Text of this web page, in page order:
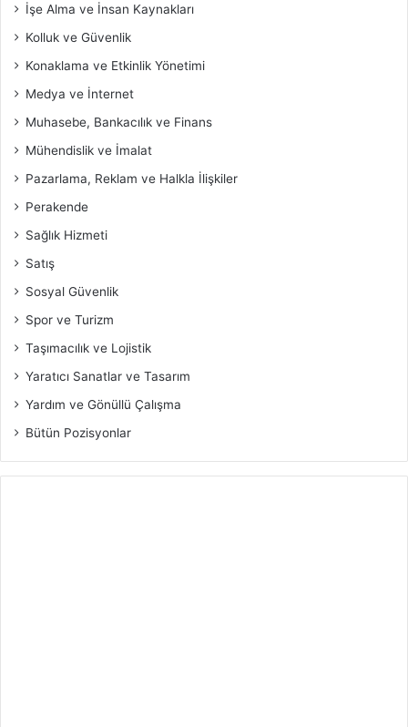
İşe Alma ve İnsan Kaynakları
Kolluk ve Güvenlik
Konaklama ve Etkinlik Yönetimi
Medya ve İnternet
Muhasebe, Bankacılık ve Finans
Mühendislik ve İmalat
Pazarlama, Reklam ve Halkla İlişkiler
Perakende
Sağlık Hizmeti
Satış
Sosyal Güvenlik
Spor ve Turizm
Taşımacılık ve Lojistik
Yaratıcı Sanatlar ve Tasarım
Yardım ve Gönüllü Çalışma
Bütün Pozisyonlar